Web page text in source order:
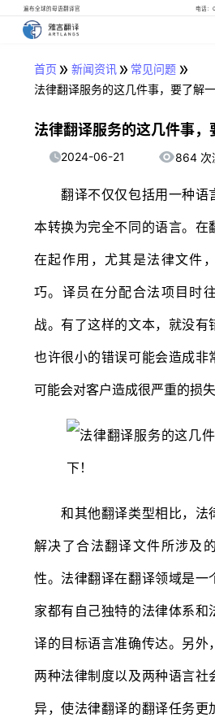
遍布全球的母语翻译官 电话：
首页 » 新闻资讯» 常见问题 »
法律翻译服务的这几件事，要了解一
法律翻译服务的这几件事，
2024-06-21 864 次
翻译不仅仅包括用一种语
本转换为完全不同的语言。在
在起作用，尤其是法律文件
巧。译员在分配合法项目时
战。有了这样的文本，就没有
也许很小的错误可能会造成非
可能会对客户造成很严重的损失
和其他翻译类型相比，法
解决了合法翻译文件所涉及
性。法律翻译在翻译领域是一
家都有自己独特的法律体系和
译的目标语言准确传达。另外
两种法律制度以及两种语言社
异，使法律翻译的翻译任务更